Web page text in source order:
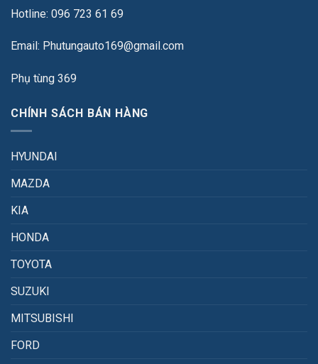
Hotline: 096 723 61 69
Email: Phutungauto169@gmail.com
Phụ tùng 369
CHÍNH SÁCH BÁN HÀNG
HYUNDAI
MAZDA
KIA
HONDA
TOYOTA
SUZUKI
MITSUBISHI
FORD